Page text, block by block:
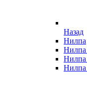
Назад
Нилпа
Нилпа
Нилпа
Нилпа